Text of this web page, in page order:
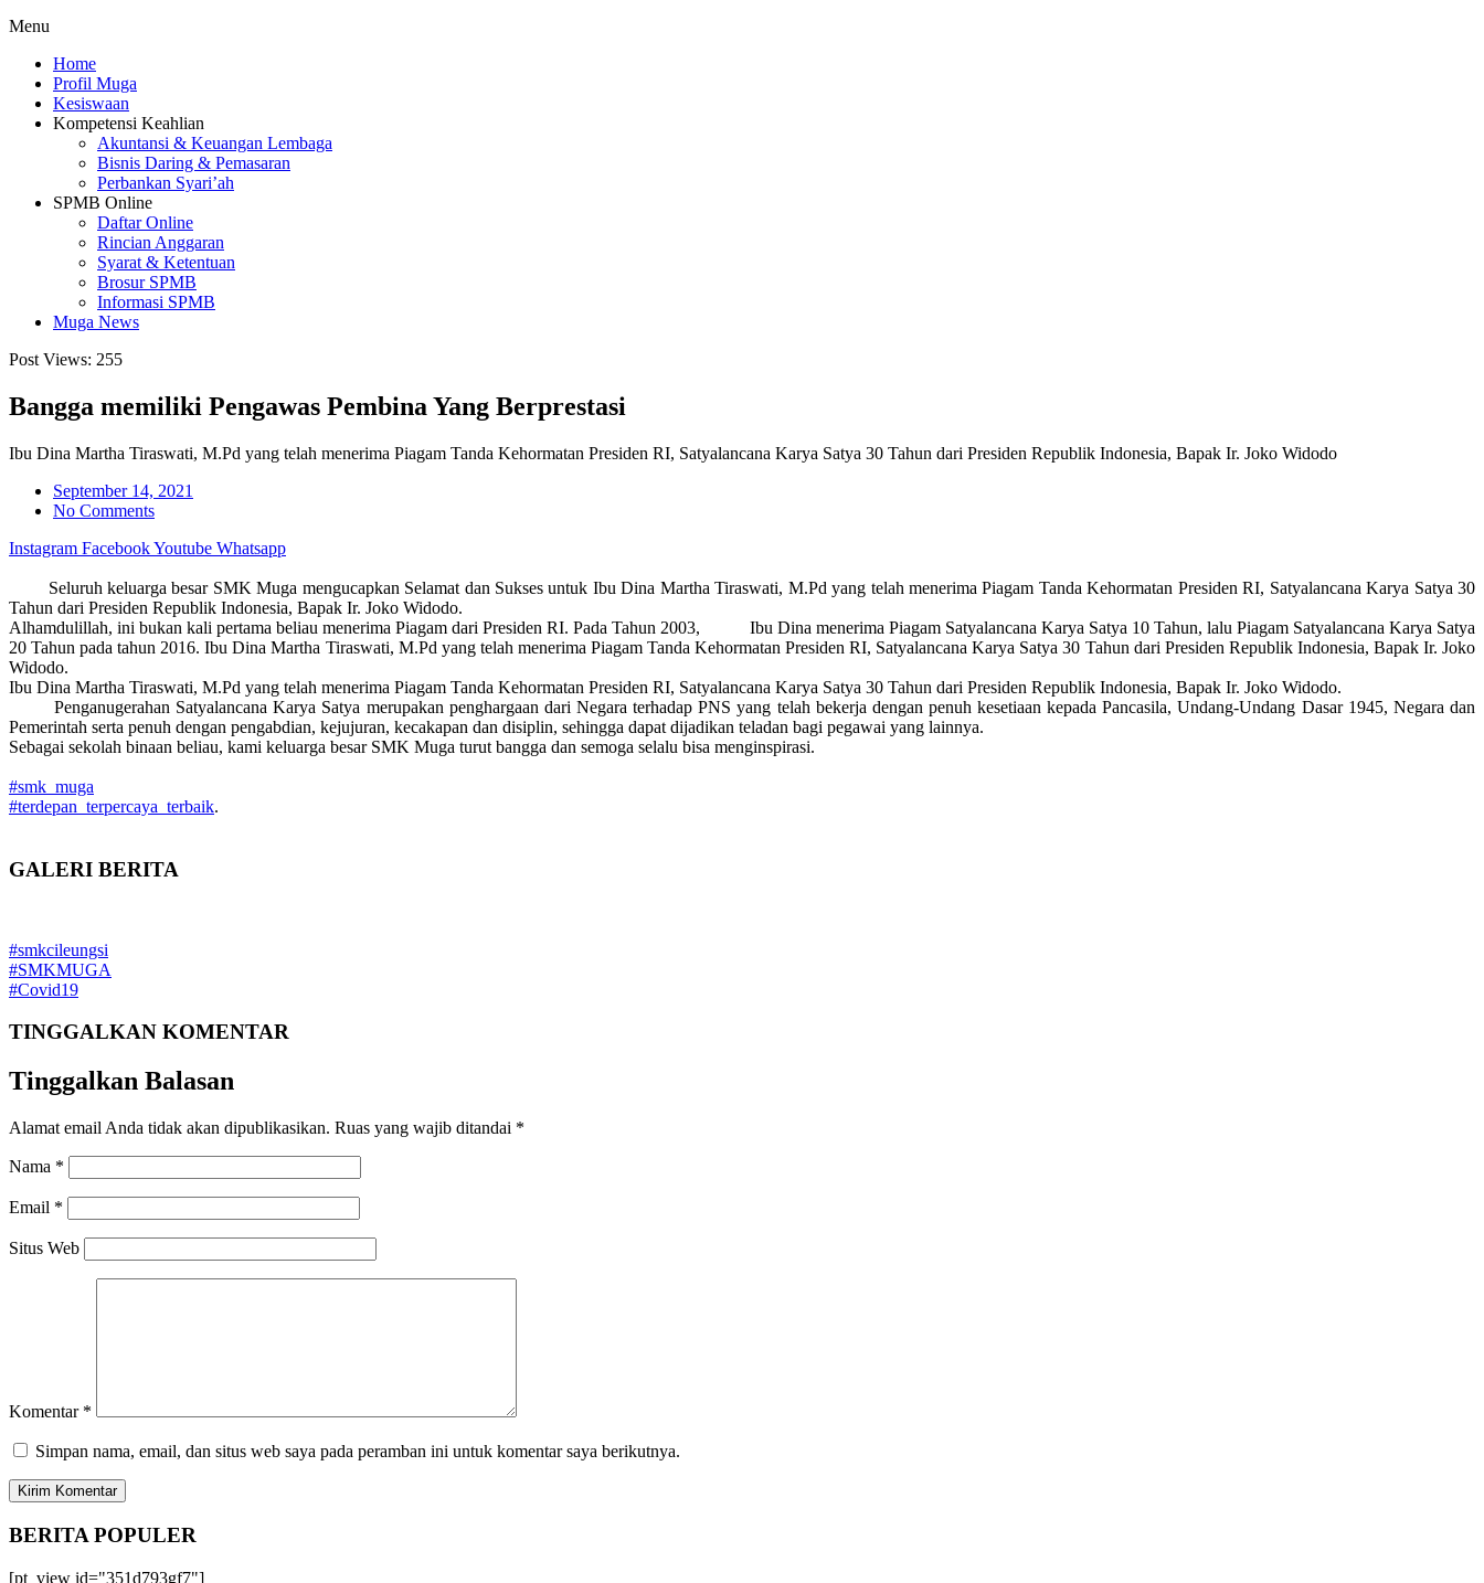
Menu
Home
Profil Muga
Kesiswaan
Kompetensi Keahlian
Akuntansi & Keuangan Lembaga
Bisnis Daring & Pemasaran
Perbankan Syari’ah
SPMB Online
Daftar Online
Rincian Anggaran
Syarat & Ketentuan
Brosur SPMB
Informasi SPMB
Muga News
Post Views: 255
Bangga memiliki Pengawas Pembina Yang Berprestasi
Ibu Dina Martha Tiraswati, M.Pd yang telah menerima Piagam Tanda Kehormatan Presiden RI, Satyalancana Karya Satya 30 Tahun dari Presiden Republik Indonesia, Bapak Ir. Joko Widodo
September 14, 2021
No Comments
Instagram FacebookYoutube Whatsapp
Seluruh keluarga besar SMK Muga mengucapkan Selamat dan Sukses untuk Ibu Dina Martha Tiraswati, M.Pd yang telah menerima Piagam Tanda Kehormatan Presiden RI, Satyalancana Karya Satya 30
Tahun dari Presiden Republik Indonesia, Bapak Ir. Joko Widodo.
Alhamdulillah, ini bukan kali pertama beliau menerima Piagam dari Presiden RI. Pada Tahun 2003, Ibu Dina menerima Piagam Satyalancana Karya Satya 10 Tahun, lalu Piagam Satyalancana Karya Satya
20 Tahun pada tahun 2016.Ibu Dina Martha Tiraswati, M.Pd yang telah menerima Piagam Tanda Kehormatan Presiden RI, Satyalancana Karya Satya 30 Tahun dari Presiden Republik Indonesia, Bapak Ir. Joko
Widodo.
Ibu Dina Martha Tiraswati, M.Pd yang telah menerima Piagam Tanda Kehormatan Presiden RI, Satyalancana Karya Satya 30 Tahun dari Presiden Republik Indonesia, Bapak Ir. Joko Widodo.
Penganugerahan Satyalancana Karya Satya merupakan penghargaan dari Negara terhadap PNS yang telah bekerja dengan penuh kesetiaan kepada Pancasila, Undang-Undang Dasar 1945, Negara dan
Pemerintah serta penuh dengan pengabdian, kejujuran, kecakapan dan disiplin, sehingga dapat dijadikan teladan bagi pegawai yang lainnya.
Sebagai sekolah binaan beliau, kami keluarga besar SMK Muga turut bangga dan semoga selalu bisa menginspirasi.
#smk_muga
#terdepan_terpercaya_terbaik.
GALERI BERITA
#smkcileungsi
#SMKMUGA
#Covid19
TINGGALKAN KOMENTAR
Tinggalkan Balasan
Alamat email Anda tidak akan dipublikasikan. Ruas yang wajib ditandai *
Nama *
Email *
Situs Web
Komentar *
Simpan nama, email, dan situs web saya pada peramban ini untuk komentar saya berikutnya.
BERITA POPULER
[pt_view id="351d793gf7"]